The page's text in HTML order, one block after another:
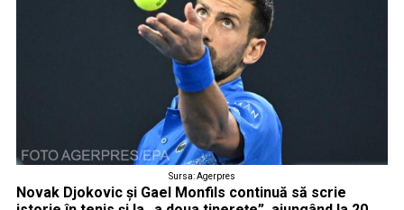
Sursa: Agerpres
Novak Djokovic și Gael Monfils continuă să scrie